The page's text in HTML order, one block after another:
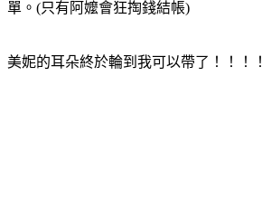
單。(只有阿嬤會狂掏錢結帳)
美妮的耳朵終於輪到我可以帶了！！！！